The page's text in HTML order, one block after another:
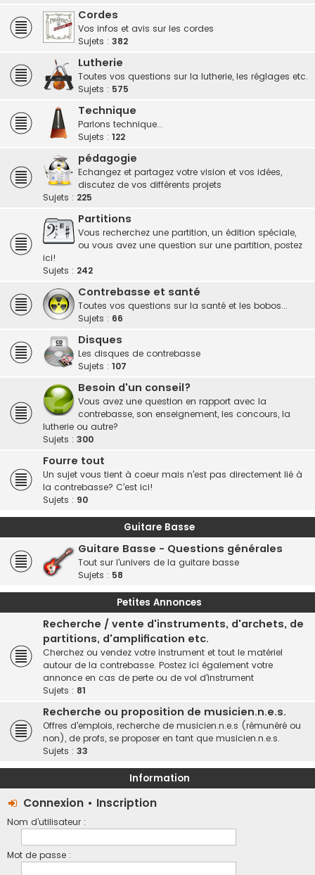
Cordes
Vos infos et avis sur les cordes
Sujets : 382
Lutherie
Toutes vos questions sur la lutherie, les réglages etc.
Sujets : 575
Technique
Parlons technique...
Sujets : 122
pédagogie
Echangez et partagez votre vision et vos idées,
discutez de vos différents projets
Sujets : 225
Partitions
Vous recherchez une partition, un édition spéciale,
ou vous avez une question sur une partition, postez
ici!
Sujets : 242
Contrebasse et santé
Toutes vos questions sur la santé et les bobos...
Sujets : 66
Disques
Les disques de contrebasse
Sujets : 107
Besoin d'un conseil?
Vous avez une question en rapport avec la
contrebasse, son enseignement, les concours, la
lutherie ou autre?
Sujets : 300
Fourre tout
Un sujet vous tient à coeur mais n'est pas directement lié à
la contrebasse? C'est ici!
Sujets : 90
Guitare Basse
Guitare Basse - Questions générales
Tout sur l'univers de la guitare basse
Sujets : 58
Petites Annonces
Recherche / vente d'instruments, d'archets, de
partitions, d'amplification etc.
Cherchez ou vendez votre instrument et tout le matériel
autour de la contrebasse. Postez ici également votre
annonce en cas de perte ou de vol d'instrument
Sujets : 81
Recherche ou proposition de musicien.n.e.s.
Offres d'emplois, recherche de musicien.n.e.s (rémunéré ou
non), de profs, se proposer en tant que musicien.n.e.s.
Sujets : 33
Information
Connexion • Inscription
Nom d’utilisateur :
Mot de passe :